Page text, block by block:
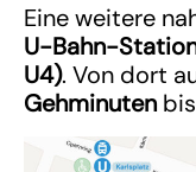
Eine weitere
U-Bahn-
U4). Von dort
Gehminuten